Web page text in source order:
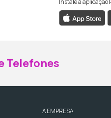
da RTP
da RTP
Telefones
A EMPRESA